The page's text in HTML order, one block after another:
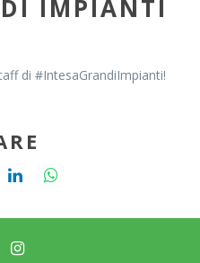
IMPIANTI
di #IntesaGrandiImpianti!